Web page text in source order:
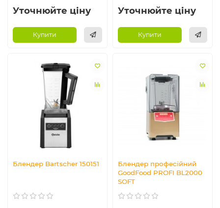
Уточнюйте ціну
Купити
Уточнюйте ціну
Купити
Блендер Bartscher 150151
Блендер професійний
GoodFood PROFI BL2000
SOFT